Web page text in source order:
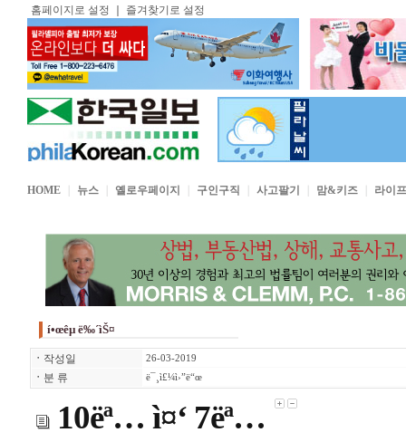
홈페이지로 설정 즐겨찾기로 설정
HOME 뉴스 옐로우페이지 구인구직 사고팔기 맘&키즈 라이
í•œêµ­ ë‰´ìŠ¤
ㆍ 작성일 26-03-2019
ㆍ 분 류 ë¯¸ì£¼ì›”ë“œ
10ëª… ì¤‘ 7ëª…